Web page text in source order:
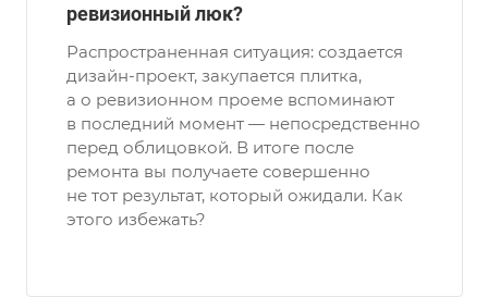
ревизионный люк?
Распространенная ситуация: создается
дизайн-проект, закупается плитка,
а о ревизионном проеме вспоминают
в последний момент — непосредственно
перед облицовкой. В итоге после
ремонта вы получаете совершенно
не тот результат, который ожидали. Как
этого избежать?